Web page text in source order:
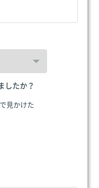
したか？
見かけた